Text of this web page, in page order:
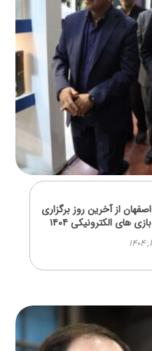
از آخرین روز برگزاری
های الکترونیکی ۱۴۰۴